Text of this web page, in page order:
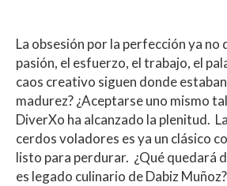
La obsesión por la perfección ya no
pasión, el esfuerzo, el trabajo, el
caos creativo siguen donde
madurez? ¿Aceptarse uno mismo
DiverXo ha alcanzado la plenitud.
cerdos voladores es ya un clásico
listo para perdurar. ¿Qué quedará
es legado culinario de Dabiz